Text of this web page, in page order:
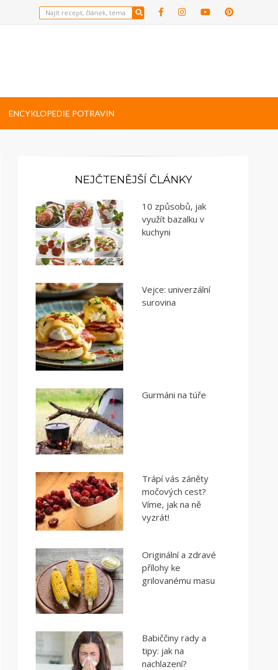
ENCYKLOPEDIE POTRAVIN
NEJČTENĚJŠÍ ČLÁNKY
10 způsobů, jak
využít bazalku v
kuchyni
Vejce: univerzální
surovina
Gurmáni na túře
Trápí vás záněty
močových cest?
Víme, jak na ně
vyzrát!
Originální a zdravé
přílohy ke
grilovanému masu
Babiččiny rady a
tipy: jak na
nachlazení?